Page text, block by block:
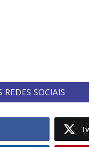
REDES SOCIAIS